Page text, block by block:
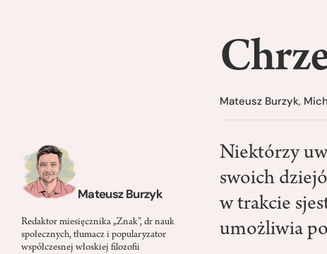
Mateusz Burzyk
Redaktor miesięcznika „Znak”, dr nauk
społecznych, tłumacz i popularyzator
współczesnej włoskiej filozofii
Mateusz Burzyk,
Niektórzy
swoich
w trakcie
umożliwia